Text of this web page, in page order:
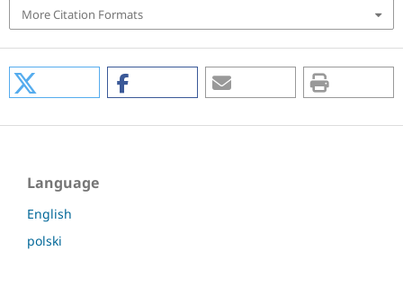
More Citation Formats
Language
English
polski